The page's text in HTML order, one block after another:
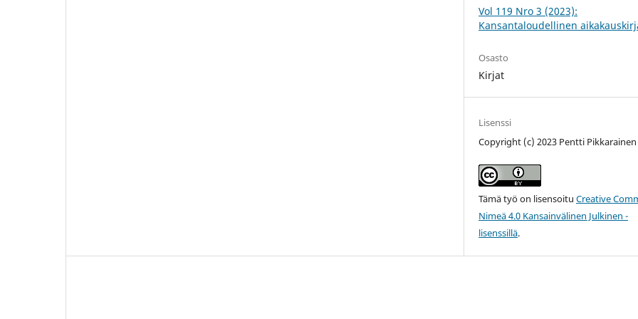
Vol 119 Nro 3 (2023):
Kansantaloudellinen
Osasto
Kirjat
Lisenssi
Copyright (c) 2023 Pentti Pikkarainen
Tämä työ on lisensoituCreative
Nimeä 4.0 Kansainvälinen Julkinen -
lisenssillä.